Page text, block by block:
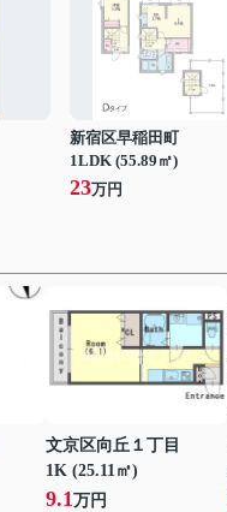
新宿区早稲田町
1LDK (55.89㎡)
23万円
文京区向丘１丁目
1K (25.11㎡)
9.1万円